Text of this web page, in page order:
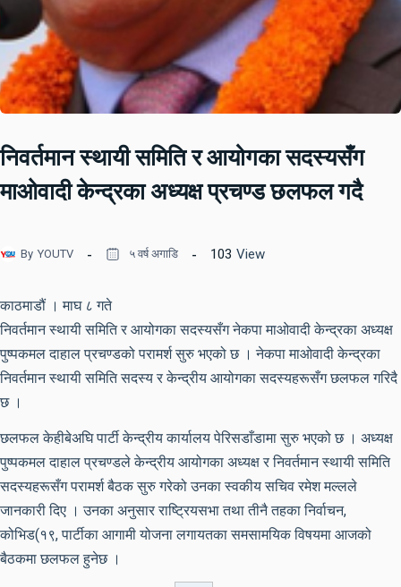
निवर्तमान स्थायी समिति र आयोगका सदस्यसँग
माओवादी केन्द्रका अध्यक्ष प्रचण्ड छलफल गदै
By YOUTV ५ वर्ष अगाडि 103 View
काठमाडौं । माघ ८ गते
निवर्तमान स्थायी समिति र आयोगका सदस्यसँग नेकपा माओवादी केन्द्रका अध्यक्ष
पुष्पकमल दाहाल प्रचण्डको परामर्श सुरु भएको छ । नेकपा माओवादी केन्द्रका
निवर्तमान स्थायी समिति सदस्य र केन्द्रीय आयोगका सदस्यहरूसँग छलफल गरिदै
छ ।
छलफल केहीबेअघि पार्टी केन्द्रीय कार्यालय पेरिसडाँडामा सुरु भएको छ । अध्यक्ष
पुष्पकमल दाहाल प्रचण्डले केन्द्रीय आयोगका अध्यक्ष र निवर्तमान स्थायी समिति
सदस्यहरूसँग परामर्श बैठक सुरु गरेको उनका स्वकीय सचिव रमेश मल्लले
जानकारी दिए । उनका अनुसार राष्ट्रियसभा तथा तीनै तहका निर्वाचन,
कोभिड(१९, पार्टीका आगामी योजना लगायतका समसामयिक विषयमा आजको
बैठकमा छलफल हुनेछ ।